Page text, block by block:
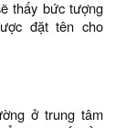
thấy bức tượng
đặt tên cho
ở trung tâm